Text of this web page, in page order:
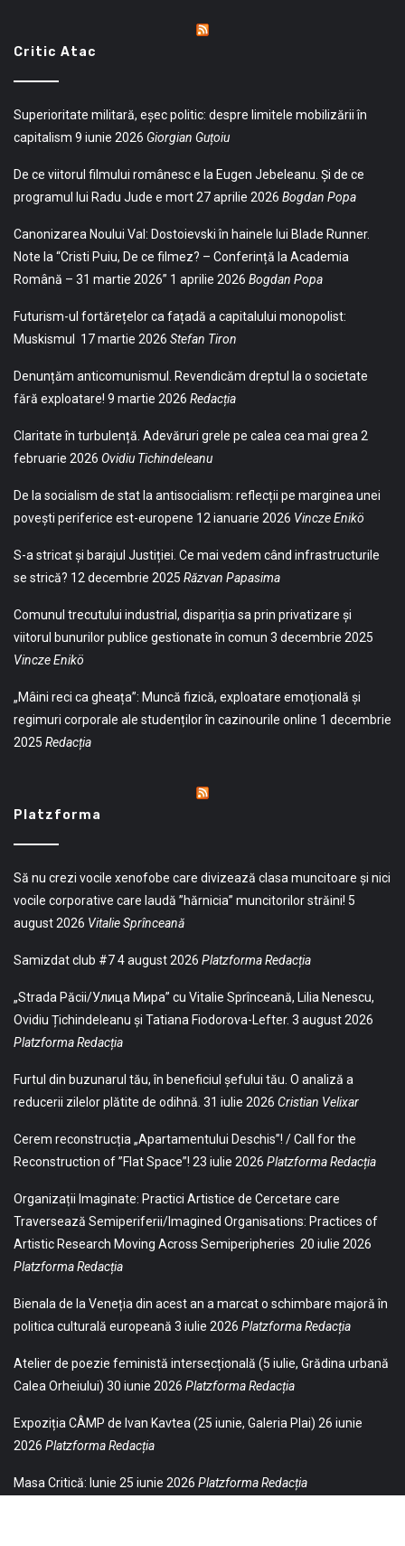
Critic Atac
Superioritate militară, eșec politic: despre limitele mobilizării în
capitalism 9 iunie 2026 Giorgian Guțoiu
De ce viitorul filmului românesc e la Eugen Jebeleanu. Și de ce
programul lui Radu Jude e mort27 aprilie 2026 Bogdan Popa
Canonizarea Noului Val: Dostoievski în hainele lui Blade Runner.
Note la “Cristi Puiu, De ce filmez? – Conferință la Academia
Română – 31 martie 2026” 1 aprilie 2026 Bogdan Popa
Futurism-ul fortărețelor ca fațadă a capitalului monopolist:
Muskismul
17 martie 2026 Stefan Tiron
Denunțăm anticomunismul. Revendicăm dreptul la o societate
fără exploatare! 9 martie 2026 Redacția
Claritate în turbulență. Adevăruri grele pe calea cea mai grea 2
februarie 2026 Ovidiu Tichindeleanu
De la socialism de stat la antisocialism: reflecții pe marginea unei
povești periferice est-europene 12 ianuarie 2026 Vincze Enikö
S-a stricat și barajul Justiției. Ce mai vedem când infrastructurile
se strică? 12 decembrie 2025 Răzvan Papasima
Comunul trecutului industrial, dispariția sa prin privatizare și
viitorul bunurilor publice gestionate în comun 3 decembrie 2025
Vincze Enikö
„Mâini reci ca gheața”: Muncă fizică, exploatare emoțională și
regimuri corporale ale studenților în cazinourile online 1 decembrie
2025 Redacția
Platzforma
Să nu crezi vocile xenofobe care divizează clasa muncitoare și nici
vocile corporative care laudă ”hărnicia” muncitorilor străini! 5
august 2026 Vitalie Sprînceană
Samizdat club #74 august 2026 Platzforma Redacția
„Strada Păcii/Улица Мира” cu Vitalie Sprînceană, Lilia Nenescu,
Ovidiu Țichindeleanu și Tatiana Fiodorova-Lefter. 3 august 2026
Platzforma Redacția
Furtul din buzunarul tău, în beneficiul șefului tău. O analiză a
reducerii zilelor plătite de odihnă. 31 iulie 2026 Cristian Velixar
Cerem reconstrucția „Apartamentului Deschis”! / Call for the
Reconstruction of ”Flat Space”! 23 iulie 2026 Platzforma Redacția
Organizații Imaginate: Practici Artistice de Cercetare care
Traversează Semiperiferii/Imagined Organisations: Practices of
Artistic Research Moving Across Semiperipheries 20 iulie 2026
Platzforma Redacția
Bienala de la Veneția din acest an a marcat o schimbare majoră în
politica culturală europeană 3 iulie 2026 Platzforma Redacția
Atelier de poezie feministă intersecțională (5 iulie, Grădina urbană
Calea Orheiului) 30 iunie 2026 Platzforma Redacția
Expoziția CÂMP de Ivan Kavtea (25 iunie, Galeria Plai) 26 iunie
2026 Platzforma Redacția
Masa Critică: Iunie 25 iunie 2026 Platzforma Redacția